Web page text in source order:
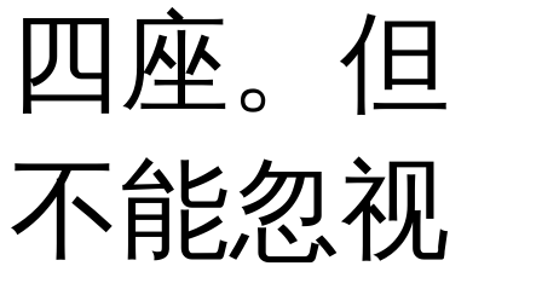
四座。但
不能忽视